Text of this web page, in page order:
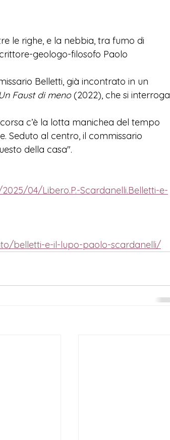
le righe, e la nebbia, tra fumo di
geologo-filosofo Paolo
Belletti, già incontrato in un
Faust di meno (2022), che si interroga
c’è la lotta manichea del tempo
Seduto al centro, il commissario
della casa".
04/Libero.P.-Scardanelli.Belletti-e-
belletti-e-il-lupo-paolo-scardanelli/